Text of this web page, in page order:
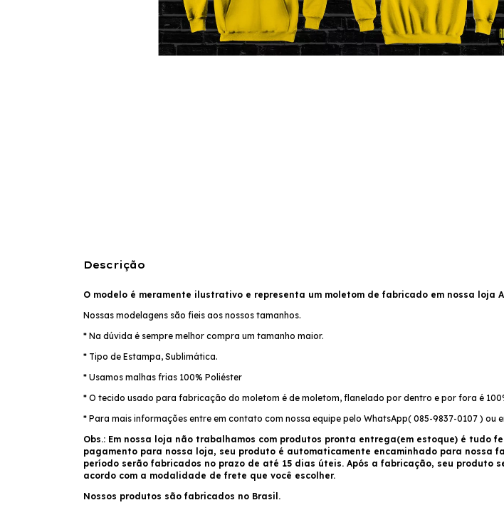
Descrição
O modelo é meramente ilustrativo e representa um moletom de fabricado em nossa loja
Nossas modelagens são fieis aos nossos tamanhos.
* Na dúvida é sempre melhor compra um tamanho maior.
* Tipo de Estampa, Sublimática.
* Usamos malhas frias 100% Poliéster
* O tecido usado para fabricação do moletom é de moletom, flanelado por dentro e por fora é
* Para mais informações entre em contato com nossa equipe pelo WhatsApp( 085-9837-0107 ) ou
Obs.: Em nossa loja não trabalhamos com produtos pronta entrega(em estoque) é tudo
pagamento para nossa loja, seu produto é automaticamente encaminhado para nossa
período serão fabricados no prazo de até 15 dias úteis. Após a fabricação, seu produto
acordo com a modalidade de frete que você escolher.
Nossos produtos são fabricados no Brasil.